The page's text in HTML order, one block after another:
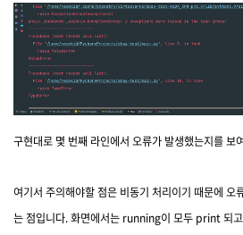
구현대로 몇 번째 라인에서 오류가 발생했는지를 보
여기서 주의해야할 점은 비동기 처리이기 때문에 오
는 점입니다. 화면에서는 running이 모두 print 되